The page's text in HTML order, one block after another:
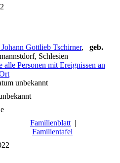
Gottlieb Tschirner, geb.
Schlesien
unbekannt
Familienblatt |
Familientafel